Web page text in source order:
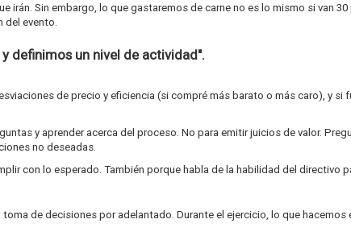
irán. Sin embargo, lo que gastaremos de carne no es lo mismo si van
del evento.
definimos un nivel de actividad".
de precio y eficiencia (si compré más barato o más caro), y si
y aprender acerca del proceso. No para emitir juicios de valor.
no deseadas.
con lo esperado. También porque habla de la habilidad del directivo
de decisiones por adelantado. Durante el ejercicio, lo que